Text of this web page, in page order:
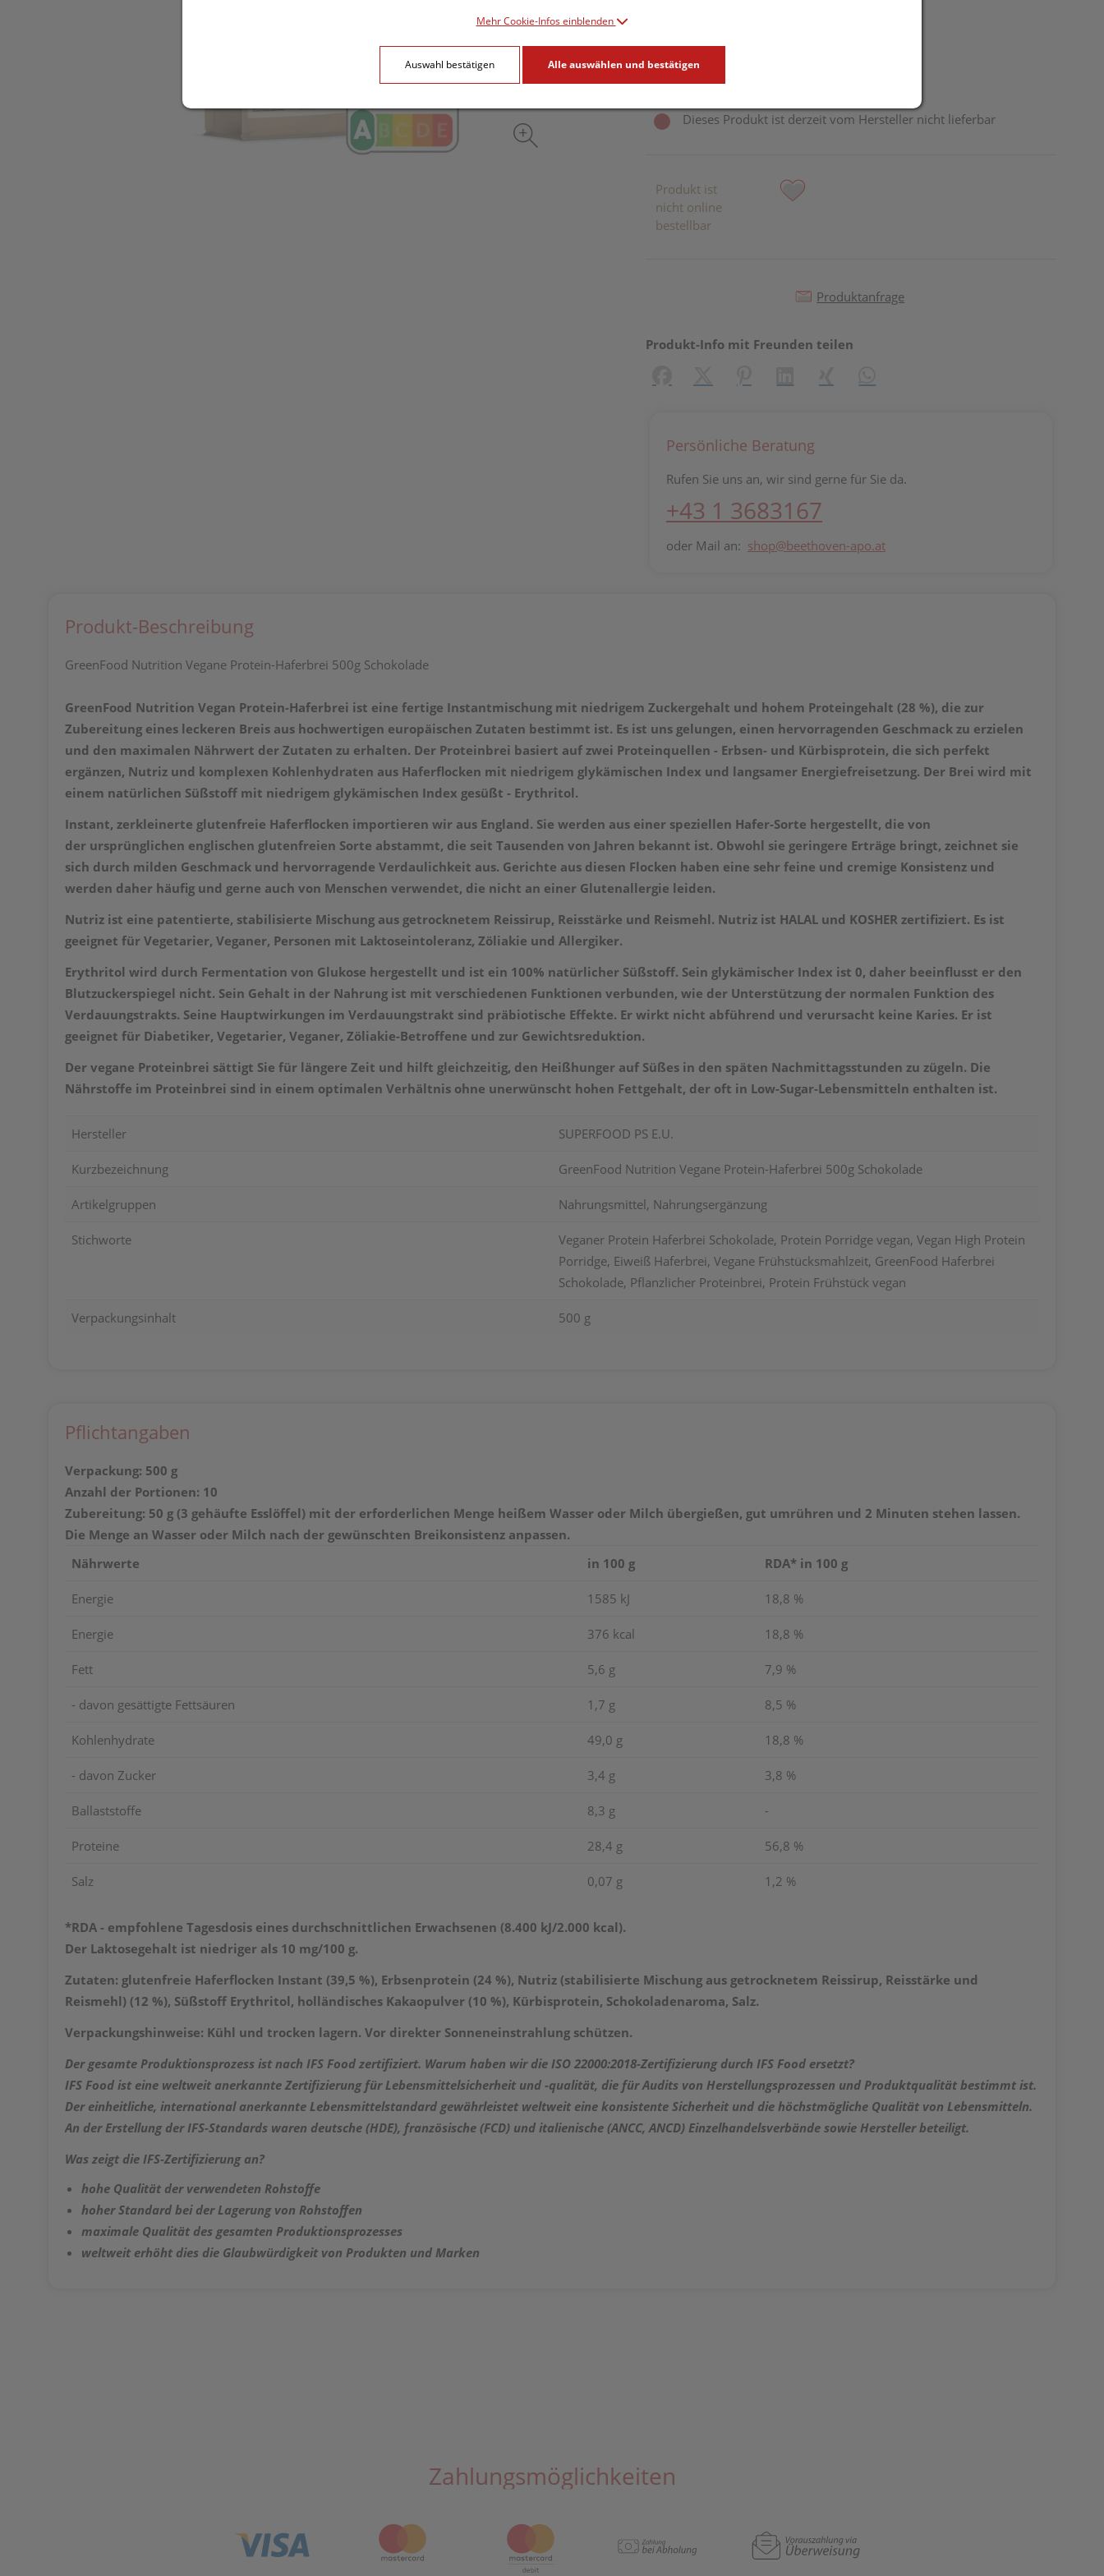
inkl. 10% MwSt.
Dieses Produkt ist derzeit vom Hersteller nicht lieferbar
Produkt ist
nicht online
bestellbar
Produktanfrage
Produkt-Info mit Freunden teilen
Persönliche Beratung
Rufen Sie uns an, wir sind gerne für Sie da.
+43 1 3683167
oder Mail an: shop@beethoven-apo.at
Produkt-Beschreibung
GreenFood Nutrition Vegane Protein-Haferbrei 500g Schokolade
GreenFood Nutrition Vegan Protein-Haferbrei ist eine fertige Instantmischung mit niedrigem Zuckergehalt und hohem Proteingehalt (28 %), die zur
Zubereitung eines leckeren Breis aus hochwertigen europäischen Zutaten bestimmt ist. Es ist uns gelungen, einen hervorragenden Geschmack zu erzielen
und den maximalen Nährwert der Zutaten zu erhalten. Der Proteinbrei basiert auf zwei Proteinquellen - Erbsen- und Kürbisprotein, die sich perfekt
ergänzen, Nutriz und komplexen Kohlenhydraten aus Haferflocken mit niedrigem glykämischen Index und langsamer Energiefreisetzung. Der Brei wird mit
einem natürlichen Süßstoff mit niedrigem glykämischen Index gesüßt - Erythritol.
Instant, zerkleinerte glutenfreie Haferflocken importieren wir aus England. Sie werden aus einer speziellen Hafer-Sorte hergestellt, die von
der ursprünglichen englischen glutenfreien Sorte abstammt, die seit Tausenden von Jahren bekannt ist. Obwohl sie geringere Erträge bringt, zeichnet sie
sich durch milden Geschmack und hervorragende Verdaulichkeit aus. Gerichte aus diesen Flocken haben eine sehr feine und cremige Konsistenz und
werden daher häufig und gerne auch von Menschen verwendet, die nicht an einer Glutenallergie leiden.
Nutriz ist eine patentierte, stabilisierte Mischung aus getrocknetem Reissirup, Reisstärke und Reismehl. Nutriz ist HALAL und KOSHER zertifiziert. Es ist
geeignet für Vegetarier, Veganer, Personen mit Laktoseintoleranz, Zöliakie und Allergiker.
Erythritol wird durch Fermentation von Glukose hergestellt und ist ein 100% natürlicher Süßstoff. Sein glykämischer Index ist 0, daher beeinflusst er den
Blutzuckerspiegel nicht. Sein Gehalt in der Nahrung ist mit verschiedenen Funktionen verbunden, wie der Unterstützung der normalen Funktion des
Verdauungstrakts. Seine Hauptwirkungen im Verdauungstrakt sind präbiotische Effekte. Er wirkt nicht abführend und verursacht keine Karies. Er ist
geeignet für Diabetiker, Vegetarier, Veganer, Zöliakie-Betroffene und zur Gewichtsreduktion.
Der vegane Proteinbrei sättigt Sie für längere Zeit und hilft gleichzeitig, den Heißhunger auf Süßes in den späten Nachmittagsstunden zu zügeln. Die
Nährstoffe im Proteinbrei sind in einem optimalen Verhältnis ohne unerwünscht hohen Fettgehalt, der oft in Low-Sugar-Lebensmitteln enthalten ist.
Hersteller SUPERFOOD PS E.U.
Kurzbezeichnung GreenFood Nutrition Vegane Protein-Haferbrei 500g Schokolade
Artikelgruppen Nahrungsmittel, Nahrungsergänzung
Stichworte
Veganer Protein Haferbrei Schokolade, Protein Porridge vegan, Vegan High Protein
Porridge, Eiweiß Haferbrei, Vegane Frühstücksmahlzeit, GreenFood Haferbrei
Schokolade, Pflanzlicher Proteinbrei, Protein Frühstück vegan
Verpackungsinhalt 500 g
Pflichtangaben
Verpackung: 500 g
Anzahl der Portionen: 10
Zubereitung: 50 g (3 gehäufte Esslöffel) mit der erforderlichen Menge heißem Wasser oder Milch übergießen, gut umrühren und 2 Minuten stehen lassen.
Die Menge an Wasser oder Milch nach der gewünschten Breikonsistenz anpassen.
Nährwerte
in 100 g RDA* in 100 g
Energie 1585 kJ 18,8 %
Energie 376 kcal 18,8 %
Fett 5,6 g 7,9 %
- davon gesättigte Fettsäuren 1,7 g 8,5 %
Kohlenhydrate 49,0 g 18,8 %
- davon Zucker 3,4 g 3,8 %
Ballaststoffe 8,3 g -
Proteine 28,4 g 56,8 %
Salz 0,07 g 1,2 %
*RDA - empfohlene Tagesdosis eines durchschnittlichen Erwachsenen (8.400 kJ/2.000 kcal).
Der Laktosegehalt ist niedriger als 10 mg/100 g.
Zutaten: glutenfreie Haferflocken Instant (39,5 %), Erbsenprotein (24 %), Nutriz (stabilisierte Mischung aus getrocknetem Reissirup, Reisstärke und
Reismehl) (12 %), Süßstoff Erythritol, holländisches Kakaopulver (10 %), Kürbisprotein, Schokoladenaroma, Salz.
Verpackungshinweise: Kühl und trocken lagern. Vor direkter Sonneneinstrahlung schützen.
Der gesamte Produktionsprozess ist nach IFS Food zertifiziert. Warum haben wir die ISO 22000:2018-Zertifizierung durch IFS Food ersetzt?
IFS Food ist eine weltweit anerkannte Zertifizierung für Lebensmittelsicherheit und -qualität, die für Audits von Herstellungsprozessen und Produktqualität bestimmt ist.
Der einheitliche, international anerkannte Lebensmittelstandard gewährleistet weltweit eine konsistente Sicherheit und die höchstmögliche Qualität von Lebensmitteln.
An der Erstellung der IFS-Standards waren deutsche (HDE), französische (FCD) und italienische (ANCC, ANCD) Einzelhandelsverbände sowie Hersteller beteiligt.
Was zeigt die IFS-Zertifizierung an?
hohe Qualität der verwendeten Rohstoffe
hoher Standard bei der Lagerung von Rohstoffen
maximale Qualität des gesamten Produktionsprozesses
weltweit erhöht dies die Glaubwürdigkeit von Produkten und Marken
Zahlungsmöglichkeiten
Mehr Cookie-Infos einblenden
Auswahl bestätigen Alle auswählen und bestätigen